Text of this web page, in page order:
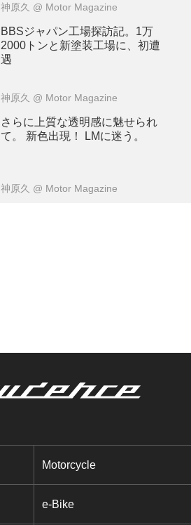
神原久 @ Motor Magazine
BBSジャパン工場探訪記。1万
2000トンと新塗装工場に、初遭
遇
神原久 @ Motor Magazine
さらに上質な透明感に魅せられ
て。 新色出現！ LMに迷う。
神原久 @ Motor Magazine
Motorcycle
e-Bike